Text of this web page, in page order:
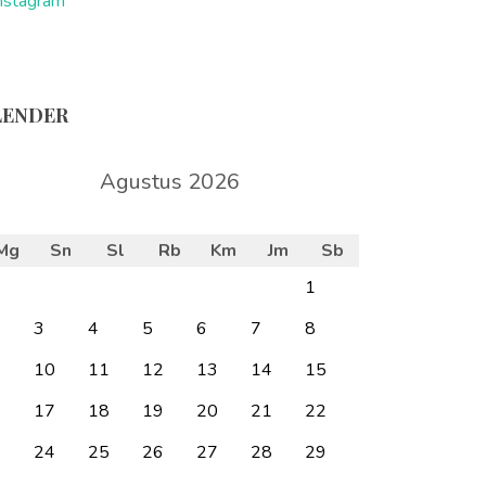
Agustus 2026
Sn Sl Rb Km Jm
Sb
1
3 4 5 6 7
8
10 11 12 13 14
15
17 18 19 20 21
22
24 25 26 27 28
29